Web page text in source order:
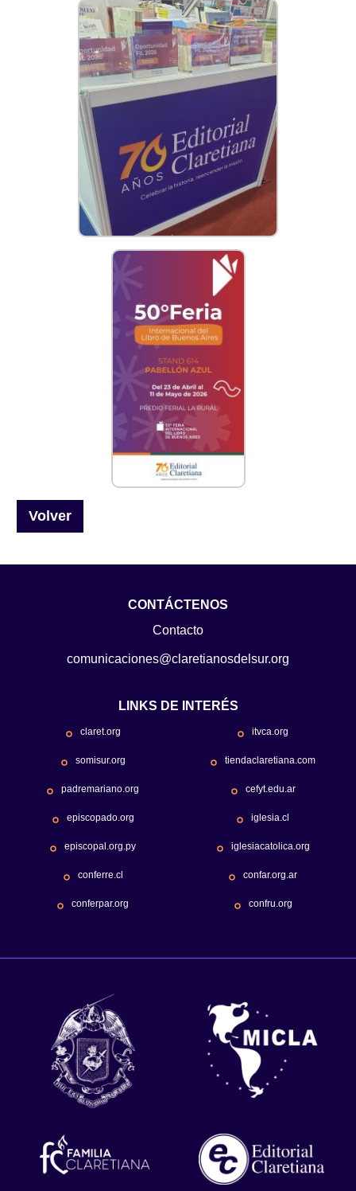
Volver
CONTÁCTENOS
Contacto
comunicaciones@claretianosdelsur.org
LINKS DE INTERÉS
claret.org itvca.org
somisur.org tiendaclaretiana.com
padremariano.org cefyt.edu.ar
episcopado.org iglesia.cl
episcopal.org.py iglesiacatolica.org
conferre.cl confar.org.ar
conferpar.org confru.org